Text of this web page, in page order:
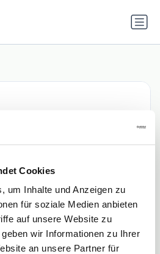
Cookies
um Inhalte und Anzeigen zu
für soziale Medien anbieten
auf unsere Website zu
wir Informationen zu Ihrer
an unsere Partner für
HafenCity